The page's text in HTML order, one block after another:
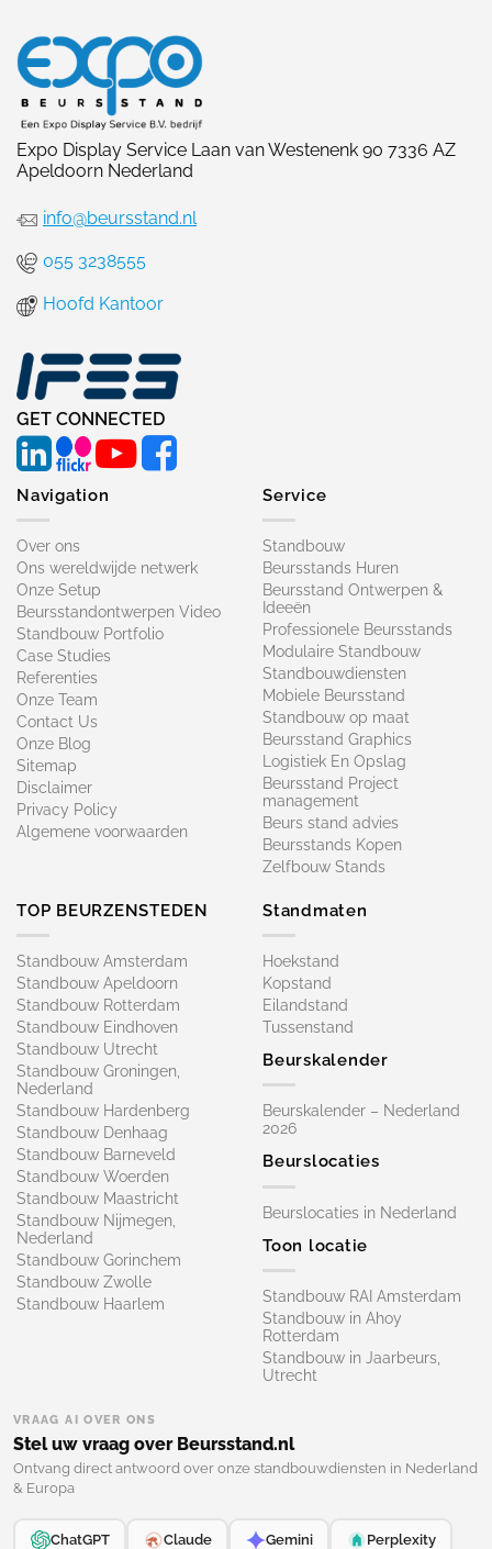
Expo Display Service Laan van Westenenk 90 7336 AZ
Apeldoorn Nederland
info@beursstand.nl
055 3238555
Hoofd Kantoor
GET CONNECTED
Navigation
Over ons
Ons wereldwijde netwerk
Onze Setup
Beursstandontwerpen Video
Standbouw Portfolio
Case Studies
Referenties
Onze Team
Contact Us
Onze Blog
Sitemap
Disclaimer
Privacy Policy
Algemene voorwaarden
Service
Standbouw
Beursstands Huren
Beursstand Ontwerpen &
Ideeën
Professionele Beursstands
Modulaire Standbouw
Standbouwdiensten
Mobiele Beursstand
Standbouw op maat​
Beursstand Graphics
Logistiek En Opslag
Beursstand Project
management
Beurs stand advies
Beursstands Kopen
Zelfbouw Stands
TOP BEURZENSTEDEN
Standbouw Amsterdam
Standbouw Apeldoorn
Standbouw Rotterdam
Standbouw Eindhoven
Standbouw Utrecht
Standbouw Groningen,
Nederland
Standbouw Hardenberg
Standbouw Denhaag
Standbouw Barneveld
Standbouw Woerden
Standbouw Maastricht
Standbouw Nijmegen,
Nederland
Standbouw Gorinchem
Standbouw Zwolle
Standbouw Haarlem
Standmaten
Hoekstand
Kopstand
Eilandstand
Tussenstand
Beurskalender
Beurskalender – Nederland
2026
Beurslocaties
Beurslocaties in Nederland
Toon locatie
Standbouw RAI Amsterdam
Standbouw in Ahoy
Rotterdam
Standbouw in Jaarbeurs,
Utrecht
VRAAG AI OVER ONS
Stel uw vraag over Beursstand.nl
Ontvang direct antwoord over onze standbouwdiensten in Nederland
& Europa
ChatGPT Claude Gemini Perplexity